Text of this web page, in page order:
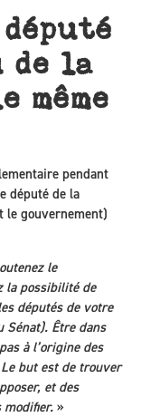
député
de la
même
pendant
député de la
le gouvernement)
le
la possibilité de
députés de votre
Sénat). Être dans
à l’origine des
but est de trouver
et des
modifier. »